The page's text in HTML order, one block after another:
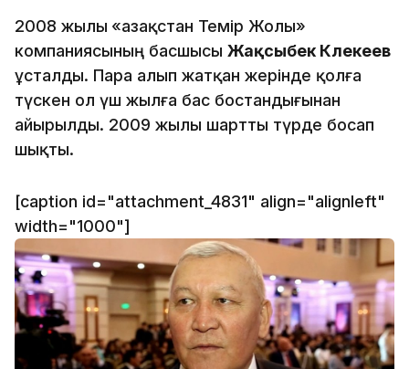
2008 жылы «Қазақстан Темір Жолы»
компаниясының басшысы Жақсыбек Күлекеев
ұсталды. Пара алып жатқан жерінде қолға
түскен ол үш жылға бас бостандығынан
айырылды. 2009 жылы шартты түрде босап
шықты.
[caption id="attachment_4831" align="alignleft"
width="1000"]